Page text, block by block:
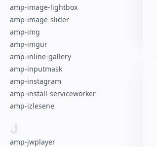
amp-image-lightbox
amp-image-slider
amp-img
amp-imgur
amp-inline-gallery
amp-inputmask
amp-instagram
amp-install-serviceworker
amp-izlesene
J
amp-jwplayer